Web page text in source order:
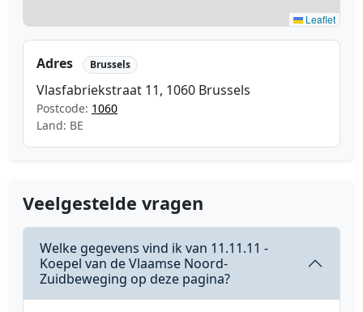
Leaflet
Adres Brussels
Vlasfabriekstraat 11, 1060 Brussels
Postcode: 1060
Land: BE
Veelgestelde vragen
Welke gegevens vind ik van 11.11.11 -
Koepel van de Vlaamse Noord-
Zuidbeweging op deze pagina?